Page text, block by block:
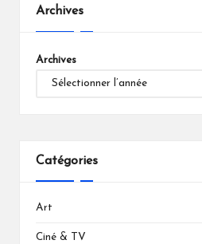
Archives
Archives
Catégories
Art
Ciné & TV